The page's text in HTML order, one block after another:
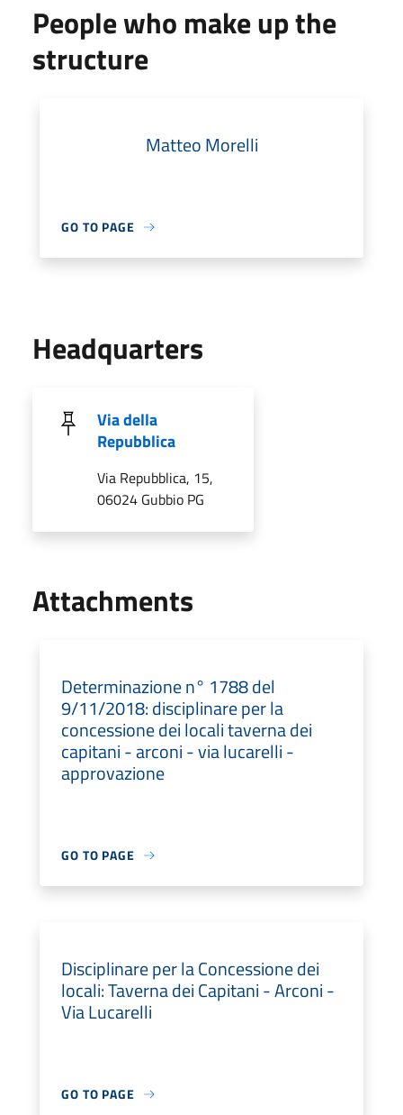
People who make up the
structure
Matteo Morelli
GO TO PAGE
Headquarters
Via della
Repubblica
Via Repubblica, 15,
06024 Gubbio PG
Attachments
Determinazione n° 1788 del
9/11/2018: disciplinare per la
concessione dei locali taverna dei
capitani - arconi - via lucarelli -
approvazione
GO TO PAGE
Disciplinare per la Concessione dei
locali: Taverna dei Capitani - Arconi -
Via Lucarelli
GO TO PAGE